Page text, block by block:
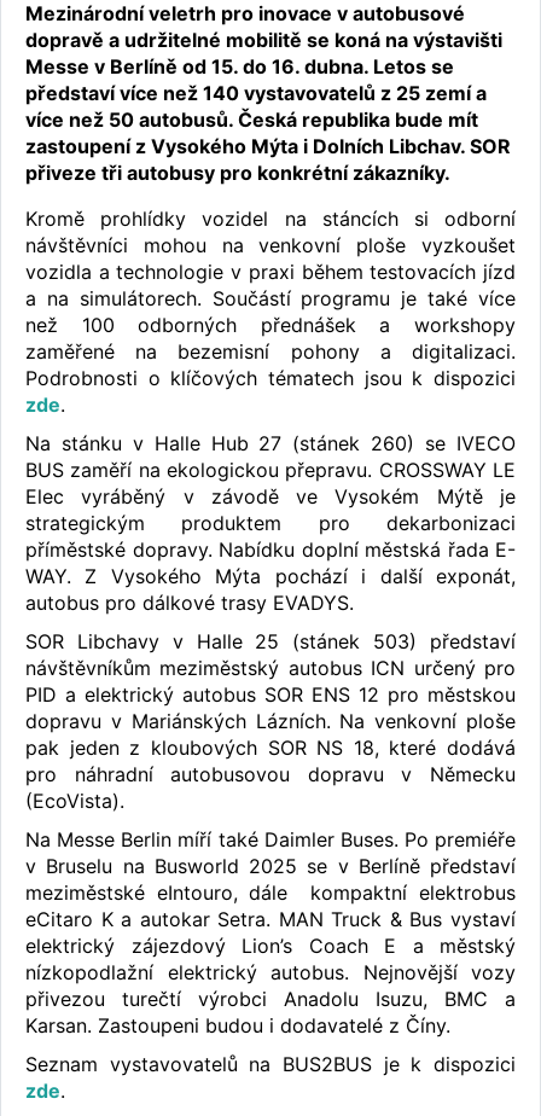
Mezinárodní veletrh pro inovace v autobusové
dopravě a udržitelné mobilitě se koná na výstavišti
Messe v Berlíně od 15. do 16. dubna. Letos se
představí více než 140 vystavovatelů z 25 zemí a
více než 50 autobusů. Česká republika bude mít
zastoupení z Vysokého Mýta i Dolních Libchav. SOR
přiveze tři autobusy pro konkrétní zákazníky.
Kromě prohlídky vozidel na stáncích si odborní
návštěvníci mohou na venkovní ploše vyzkoušet
vozidla a technologie v praxi během testovacích jízd
a na simulátorech. Součástí programu je také více
než 100 odborných přednášek a workshopy
zaměřené na bezemisní pohony a digitalizaci.
Podrobnosti o klíčových tématech jsou k dispozici
zde.
Na stánku v Halle Hub 27 (stánek 260) se IVECO
BUS zaměří na ekologickou přepravu. CROSSWAY LE
Elec vyráběný v závodě ve Vysokém Mýtě je
strategickým produktem pro dekarbonizaci
příměstské dopravy. Nabídku doplní městská řada E-
WAY. Z Vysokého Mýta pochází i další exponát,
autobus pro dálkové trasy EVADYS.
SOR Libchavy v Halle 25 (stánek 503) představí
návštěvníkům meziměstský autobus ICN určený pro
PID a elektrický autobus SOR ENS 12 pro městskou
dopravu v Mariánských Lázních. Na venkovní ploše
pak jeden z kloubových SOR NS 18, které dodává
pro náhradní autobusovou dopravu v Německu
(EcoVista).
Na Messe Berlin míří také Daimler Buses. Po premiéře
v Bruselu na Busworld 2025 se v Berlíně představí
meziměstské eIntouro, dále kompaktní elektrobus
eCitaro K a autokar Setra. MAN Truck & Bus vystaví
elektrický zájezdový Lion’s Coach E a městský
nízkopodlažní elektrický autobus. Nejnovější vozy
přivezou turečtí výrobci Anadolu Isuzu, BMC a
Karsan. Zastoupeni budou i dodavatelé z Číny.
Seznam vystavovatelů na BUS2BUS je k dispozici
zde.